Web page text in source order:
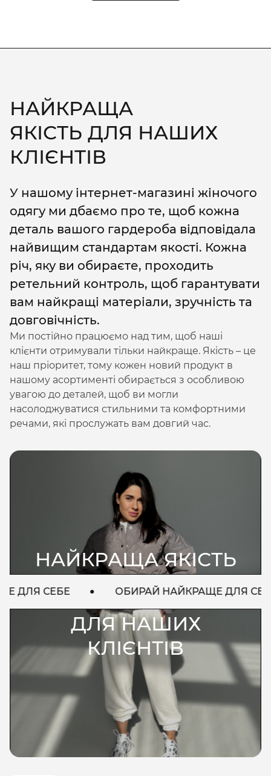
НАЙКРАЩА
ЯКІСТЬ ДЛЯ НАШИХ
КЛІЄНТІВ
У нашому інтернет-магазині жіночого
одягу ми дбаємо про те, щоб кожна
деталь вашого гардероба відповідала
найвищим стандартам якості. Кожна
річ, яку ви обираєте, проходить
ретельний контроль, щоб гарантувати
вам найкращі матеріали, зручність та
довговічність.
Ми постійно працюємо над тим, щоб наші
клієнти отримували тільки найкраще. Якість – це
наш пріоритет, тому кожен новий продукт в
нашому асортименті обирається з особливою
увагою до деталей, щоб ви могли
насолоджуватися стильними та комфортними
речами, які прослужать вам довгий час.
НАЙКРАЩА ЯКІСТЬ
ОБИРАЙ НАЙКРАЩЕ ДЛЯ СЕБЕ
ДЛЯ НАШИХ
КЛІЄНТІВ